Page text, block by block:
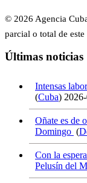
© 2026 Agencia
parcial o total de
Últimas noticias
Intensas
(Cuba)
Oñate es de
Domingo (
Con la
Pelusín del